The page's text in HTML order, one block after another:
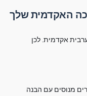
אקדמית. לכן
מנוסים עם הבנה